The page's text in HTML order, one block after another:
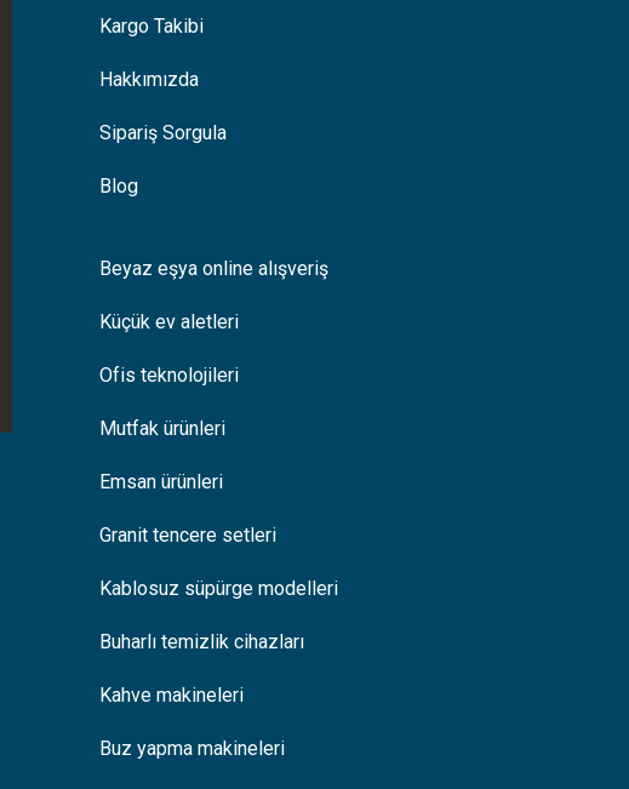
Kargo Takibi
Hakkımızda
Sipariş Sorgula
Blog
Beyaz eşya online alışveriş
Küçük ev aletleri
Ofis teknolojileri
Mutfak ürünleri
Emsan ürünleri
Granit tencere setleri
Kablosuz süpürge modelleri
Buharlı temizlik cihazları
Kahve makineleri
Buz yapma makineleri